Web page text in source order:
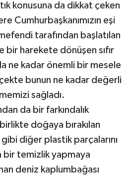
konusuna da dikkat çeken
Cumhurbaşkanımızın eşi
tarafından başlatılan
bir harekete dönüşen sıfır
ne kadar önemli bir mesele
bunun ne kadar değerli
sağladı.
da bir farkındalık
doğaya bırakılan
diğer plastik parçalarını
bir temizlik yapmaya
deniz kaplumbağası